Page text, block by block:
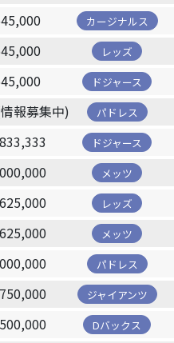
カージナルス
レッズ
ドジャース
報募集中) パドレス
ドジャース
メッツ
レッズ
メッツ
パドレス
ジャイアンツ
Dバックス